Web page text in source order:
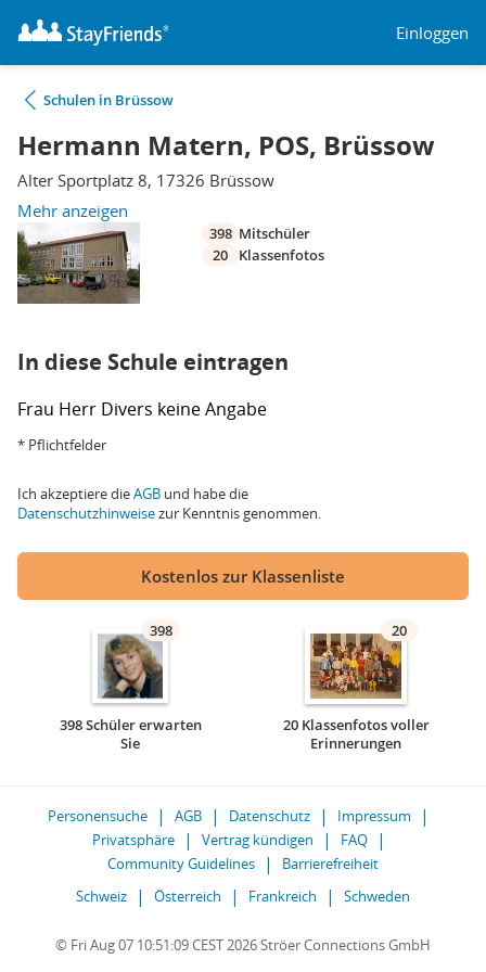
Einloggen
Schulen in Brüssow
Hermann Matern, POS, Brüssow
Alter Sportplatz 8, 17326 Brüssow
Mehr anzeigen
398 Mitschüler
20
Klassenfotos
In diese Schule eintragen
Frau Herr Divers keine Angabe
* Pflichtfelder
Ich akzeptiere dieAGB und habe die
Datenschutzhinweisezur Kenntnis genommen.
Kostenlos zur Klassenliste
398
398 Schüler erwarten
Sie
20
20 Klassenfotos voller
Erinnerungen
Personensuche AGB Datenschutz
Impressum
Privatsphäre
Vertrag kündigen
FAQ
Community Guidelines
Barrierefreiheit
Schweiz
Österreich Frankreich Schweden
© Fri Aug 07 10:51:09 CEST 2026 Ströer Connections GmbH